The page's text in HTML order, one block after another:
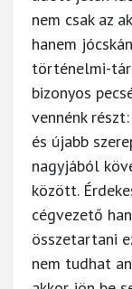
nem csak az
hanem
történelmi-
bizonyos
vennénk
és újabb
nagyjából
között.
cégvezető
összetartani
nem tudhat